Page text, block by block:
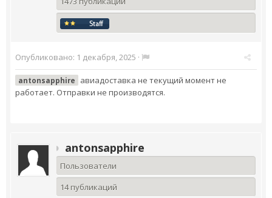
Опубликовано: 1 декабря, 2025 ·
antonsapphire
авиадоставка не текущий момент не
работает. Отправки не производятся.
antonsapphire
Пользователи
14 публикаций